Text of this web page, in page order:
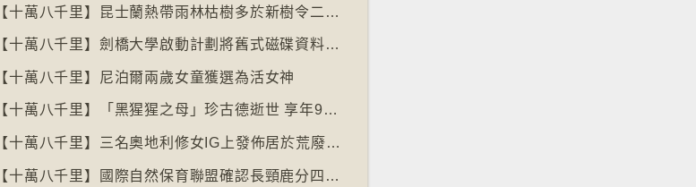
【十萬八千里】昆士蘭熱帶雨林枯樹多於新樹令二氧化碳釋出量多於吸收量
【十萬八千里】劍橋大學啟動計劃將舊式磁碟資料存檔
【十萬八千里】尼泊爾兩歲女童獲選為活女神
【十萬八千里】「黑猩猩之母」珍古德逝世 享年91歲
【十萬八千里】三名奧地利修女IG上發佈居於荒廢修道院情況結果廣受歡迎
【十萬八千里】國際自然保育聯盟確認長頸鹿分四個品種有助制訂保育方案